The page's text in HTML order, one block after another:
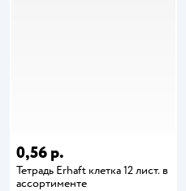
0,56 р.
Тетрадь Erhaft клетка 12 лист. в
ассортименте